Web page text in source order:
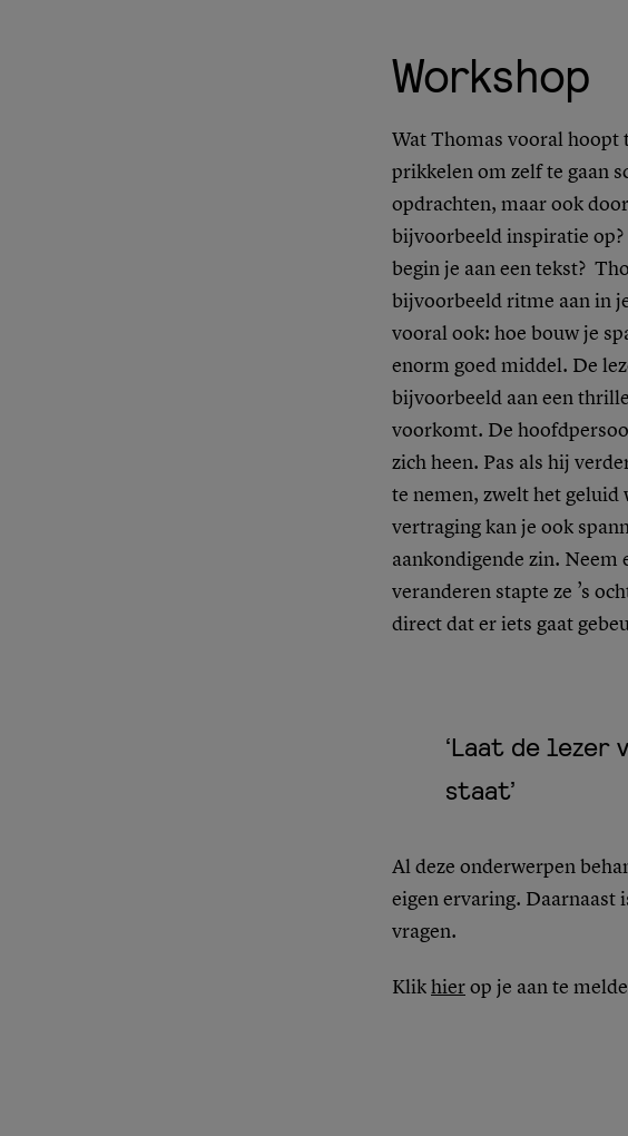
Workshop
Wat Thomas vooral hoopt
prikkelen om zelf te gaan
opdrachten, maar ook
bijvoorbeeld inspiratie op?
begin je aan een tekst?
bijvoorbeeld ritme aan in
vooral ook: hoe bouw je
enorm goed middel. De
bijvoorbeeld aan een
voorkomt. De
zich heen. Pas als hij
te nemen, zwelt het geluid
vertraging kan je ook
aankondigende zin. Neem
veranderen stapte ze ’s
direct dat er iets gaat
‘Laat de lezer
staat’
Al deze onderwerpen
eigen ervaring. Daarnaast
vragen.
Klik hier op je aan te